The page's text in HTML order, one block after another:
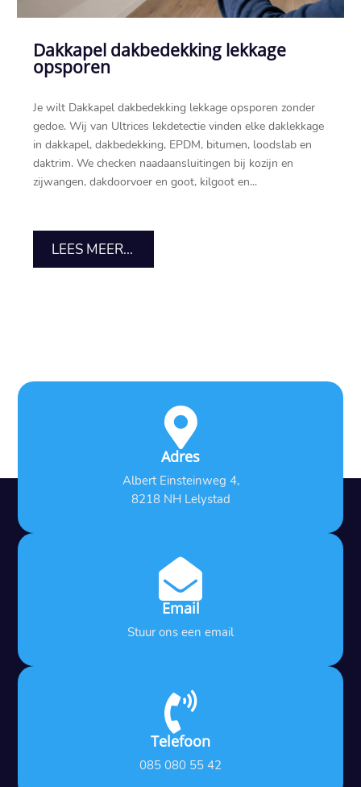
Dakkapel dakbedekking lekkage
opsporen
Je wilt Dakkapel dakbedekking lekkage opsporen zonder
gedoe.​ Wij van Ultrices lekdetectie vinden elke daklekkage
in dakkapel, dakbedekking, EPDM, bitumen, loodslab en
daktrim.​ We checken naadaansluitingen bij kozijn en
zijwangen, dakdoorvoer en goot, kilgoot en...
LEES MEER...

Adres
Albert Einsteinweg 4,
8218 NH Lelystad

Email
Stuur ons een email

Telefoon
085 080 55 42